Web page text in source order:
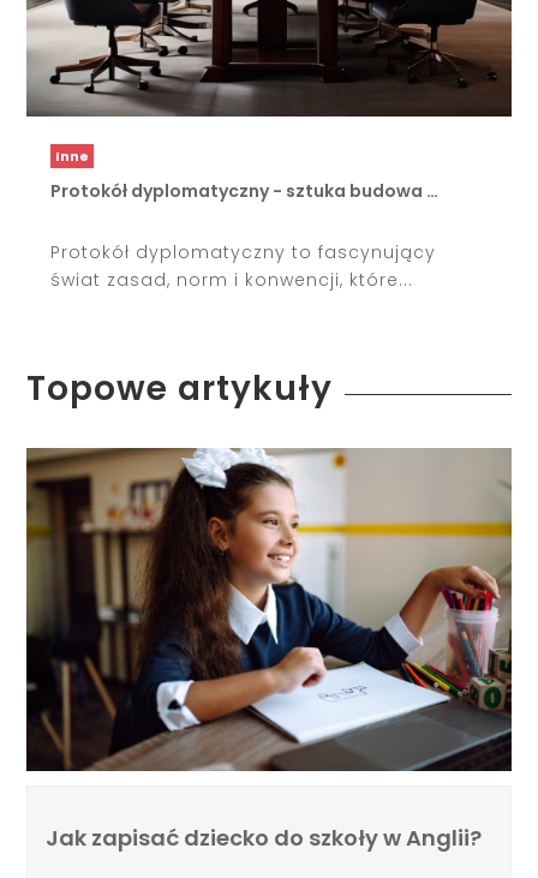
Inne
Protokół dyplomatyczny - sztuka budowa …
Protokół dyplomatyczny to fascynujący
świat zasad, norm i konwencji, które...
Topowe artykuły
Jak zapisać dziecko do szkoły w Anglii?